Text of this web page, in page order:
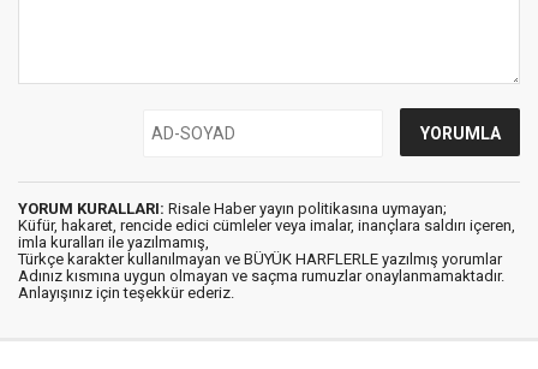
YORUM KURALLARI: Risale Haber yayın politikasına uymayan;
Küfür, hakaret, rencide edici cümleler veya imalar, inançlara saldırı içeren,
imla kuralları ile yazılmamış,
Türkçe karakter kullanılmayan ve BÜYÜK HARFLERLE yazılmış yorumlar
Adınız kısmına uygun olmayan ve saçma rumuzlar onaylanmamaktadır.
Anlayışınız için teşekkür ederiz.